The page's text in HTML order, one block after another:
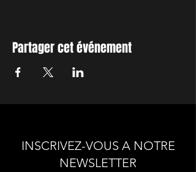
Partager cet événement
INSCRIVEZ-VOUS A NOTRE
NEWSLETTER